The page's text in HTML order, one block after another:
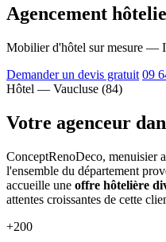
Agencement
Mobilier d'hôtel sur mesure —
Demander un devis gratuit 09
Hôtel — Vaucluse (84)
Votre agenceur
ConceptRenoDeco, menuisier
l'ensemble du département
accueille une offre hôtelière
attentes croissantes de cette
+200